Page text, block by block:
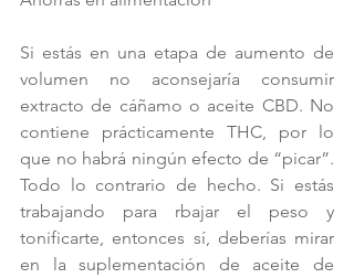
Si estás en una etapa de aumento de
volumen no aconsejaría consumir
extracto de cáñamo o aceite CBD. No
contiene prácticamente THC, por lo
que no habrá ningún efecto de “picar”.
Todo lo contrario de hecho. Si estás
trabajando para rbajar el peso y
tonificarte, entonces sí, deberías mirar
en la suplementación de aceite de